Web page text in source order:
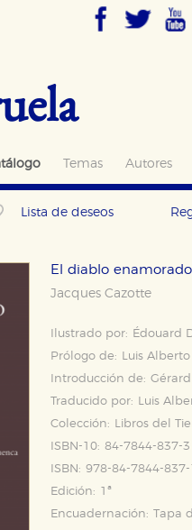
Temas Autores
Lista de deseos
El diablo enamorado
Jacques Cazotte
Ilustrado por:
Édouard
Prólogo de:
Luis
Introducción de: Gérard
Traducido por:
Luis
Colección:
Libros del
ISBN-10: 84-7844-837-3
ISBN: 978-84-7844-837-
Edición: 1ª
Encuadernación: Tapa